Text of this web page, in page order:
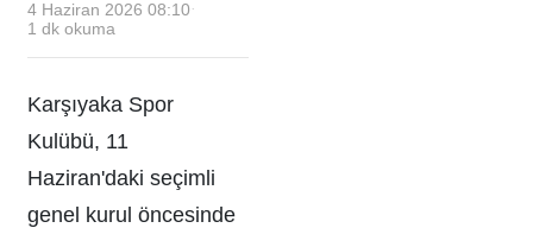
4 Haziran 2026 08:10 ·
1 dk okuma
Karşıyaka Spor
Kulübü, 11
Haziran'daki seçimli
genel kurul öncesinde